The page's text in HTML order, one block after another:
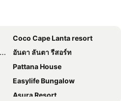
Coco Cape Lanta resort
อันดา ลันตา รีสอร์ท
Pattana House
Easylife Bungalow
Asura Resort